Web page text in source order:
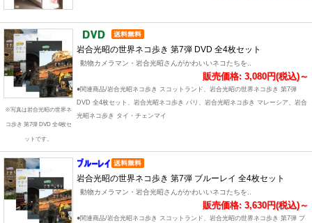
※写真は岩合光昭の世界ネ
コ歩き 第7弾 DVD 全4枚セ
ットです。
岩合光昭の世界ネコ歩き 第7弾 DVD 全4枚セット
動物カメラマン・岩合光昭さんがかわいいネコたちを..
販売価格: 3,080円(税込)～
●関連商品/岩合光昭ネコ歩き スコットランド、岩合光昭の世界ネコ歩き 第7弾
DVD 全4枚セット、岩合光昭ネコ歩き パリ、岩合光昭ネコ歩き マレーシア、岩合
光昭ネコ歩き タイ・チェンマイ
岩合光昭の世界ネコ歩き 第7弾 ブルーレイ 全4枚セット
動物カメラマン・岩合光昭さんがかわいいネコたちを..
販売価格: 3,630円(税込)～
●関連商品/岩合光昭ネコ歩き スコットランド、岩合光昭の世界ネコ歩き 第7弾 ブ